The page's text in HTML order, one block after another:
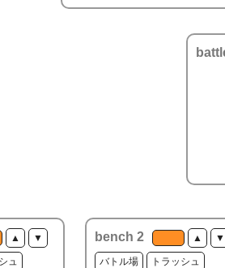
▲ ▼
ュ
bench 2 ▲ ▼
バトル場 トラッシュ